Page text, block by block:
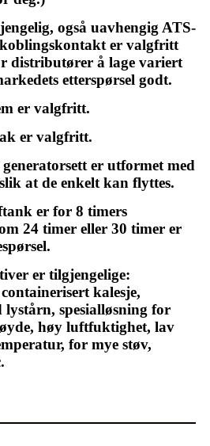
også uavhengig ATS-
er valgfritt
distributører å lage variert
etterspørsel godt.
er valgfritt.
er valgfritt.
er utformet med
at de enkelt kan flyttes.
er for 8 timers
24 timer eller 30 timer er
er tilgjengelige:
kalesje,
lystårn, spesialløsning for
høy luftfuktighet, lav
for mye støv,